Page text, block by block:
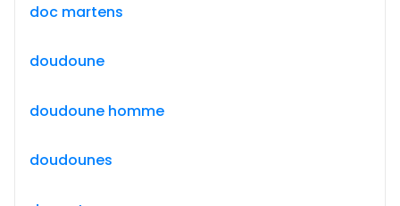
doc martens
doudoune
doudoune homme
doudounes